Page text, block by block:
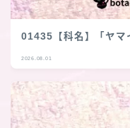
01435【科名】「ヤマ
2026.08.01